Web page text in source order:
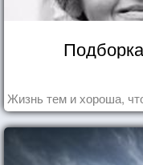
Жизнь тем и хороша,